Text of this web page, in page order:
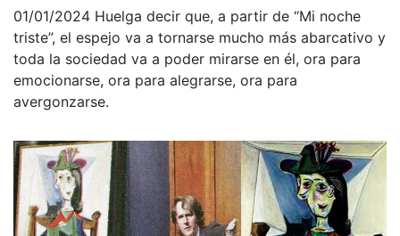
01/01/2024 Huelga decir que, a partir de “Mi noche
triste”, el espejo va a tornarse mucho más abarcativo y
toda la sociedad va a poder mirarse en él, ora para
emocionarse, ora para alegrarse, ora para
avergonzarse.